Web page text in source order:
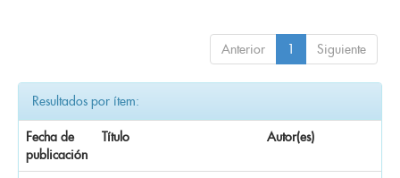
Anterior 1 Siguiente
Resultados por ítem:
Fecha de
publicación
Título Autor(es)